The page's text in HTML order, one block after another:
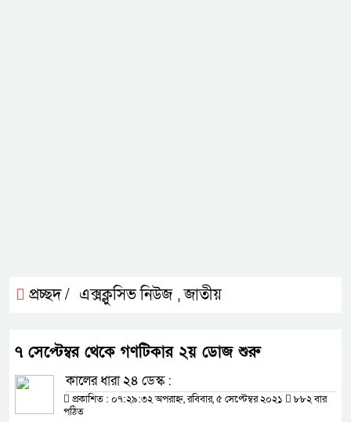
প্রচ্ছদ / এক্সক্লুসিভ নিউজ ,জাতীয়
৭ সেপ্টেম্বর থেকে গণটিকার ২য় ডোজ শুরু
কালের ধারা ২৪ ডেস্ক :
প্রকাশিত : ০৭:২৯:৩২ অপরাহ্ন, রবিবার, ৫ সেপ্টেম্বর ২০২১
৮৮২ বার
পঠিত